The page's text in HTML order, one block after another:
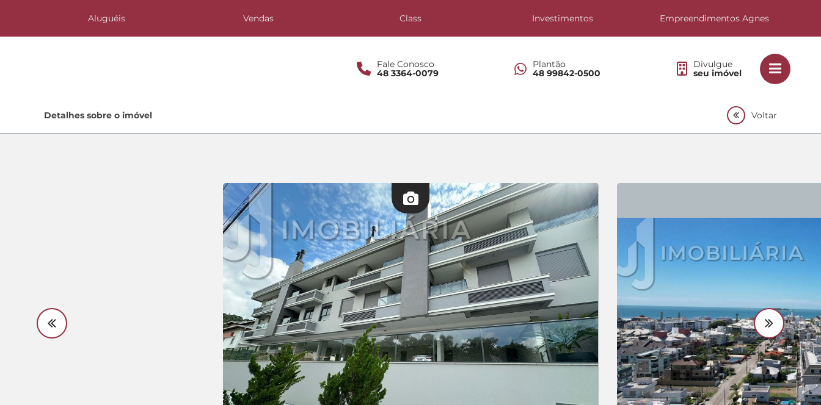
Aluguéis Vendas Class Investimentos Empreendimentos Agnes
Fale Conosco
48 3364-0079
Plantão
48 99842-0500
Divulgue
seu imóvel
Lançamentos
Detalhes sobre o imóvel Voltar